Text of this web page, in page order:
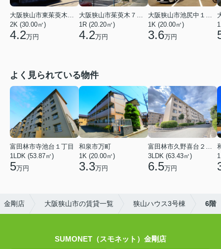
大阪狭山市東茱萸木２丁目
2K (30.00㎡)
4.2万円
大阪狭山市茱萸木７丁目
1R (20.20㎡)
4.2万円
大阪狭山市池尻中１丁目
1K (20.00㎡)
3.6万円
よく見られている物件
富田林市寺池台１丁目
1LDK (53.87㎡)
5万円
和泉市万町
1K (20.00㎡)
3.3万円
富田林市久野喜台２丁目
3LDK (63.43㎡)
6.5万円
金剛店 大阪狭山市の賃貸一覧 狭山ハウス3号棟 6階
SUMONET（スモネット）金剛店